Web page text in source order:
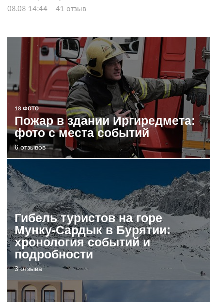
08.08 14:44 41 отзыв
18 ФОТО
Пожар в здании Иргиредмета:
фото с места событий
6 отзывов
Гибель туристов на горе
Мунку-Сардык в Бурятии:
хронология событий и
подробности
3 отзыва